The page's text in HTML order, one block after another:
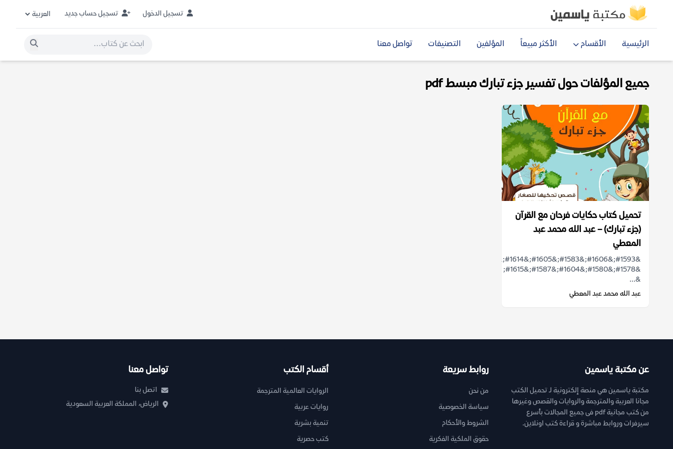
تسجيل الدخول تسجيل حساب جديد
الرئيسية الأقسام الأكثر مبيعاً المؤلفين التصنيفات تواصل معنا
جميع المؤلفات حول تفسير جزء تبارك مبسط pdf
تحميل كتاب حكايات فرحان مع القرآن
(جزء تبارك) – عبد الله محمد عبد
المعطي
&#1578;&#1580;&#1604;&#1587;&#1615;
&...
عبد الله محمد عبد المعطي
عن مكتبة ياسمين
مكتبة ياسمين هي منصة إلكترونية لـ تحميل الكتب
مجانا العربية والمترجمة والروايات والقصص وغيرها
من كتب مجانية pdf فى جميع المجالات بأسرع
سيرفرات وروابط مباشرة و قراءة كتب اونلاين.
روابط سريعة
من نحن
سياسة الخصوصية
الشروط والأحكام
حقوق الملكية الفكرية
أقسام الكتب
الروايات العالمية المترجمة
روايات عربية
تنمية بشرية
كتب حصرية
تواصل معنا
اتصل بنا
الرياض، المملكة العربية السعودية